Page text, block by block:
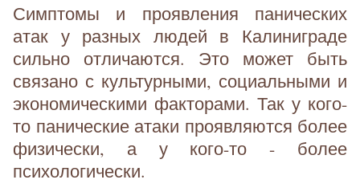
Симптомы и проявления панических
атак у разных людей в Калиниграде
сильно отличаются. Это может быть
связано с культурными, социальными и
экономическими факторами. Так у кого-
то панические атаки проявляются более
физически, а у кого-то - более
психологически.